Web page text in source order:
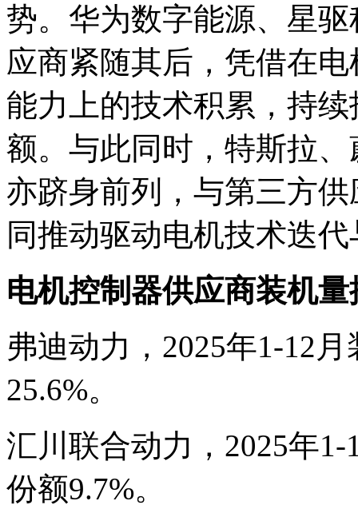
势。华为数字能源、星
应商紧随其后，凭借在
能力上的技术积累，持
额。与此同时，特斯拉
亦跻身前列，与第三方
同推动驱动电机技术迭
电机控制器供应商装机量
弗迪动力，2025年1-12
25.6%。
汇川联合动力，2025年
份额9.7%。